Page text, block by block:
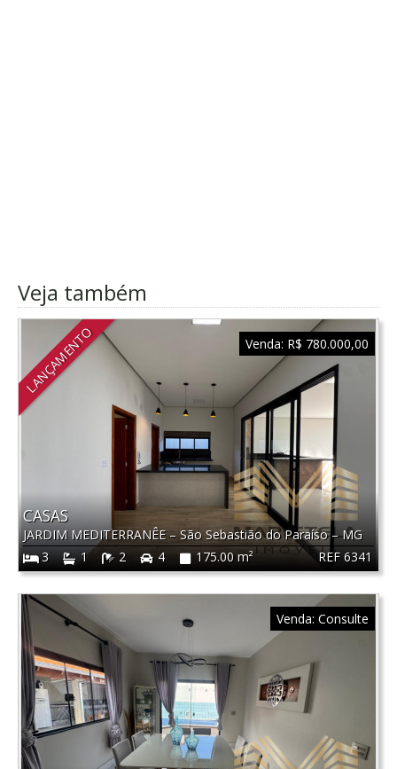
Veja também
LANÇAMENTO
REF 6341
CASAS
JARDIM MEDITERRANÊE–São Sebastião do Paraíso–MG
3
1 2 4 175.00 m²
Venda: R$ 780.000,00
Venda: Consulte